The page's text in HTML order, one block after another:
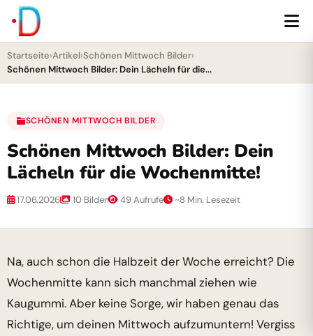
Startseite›Artikel›Schönen Mittwoch Bilder›
Schönen Mittwoch Bilder: Dein Lächeln für die...
SCHÖNEN MITTWOCH BILDER
Schönen Mittwoch Bilder: Dein
Lächeln für die Wochenmitte!
17.06.2026 10 Bilder 49 Aufrufe ~8 Min. Lesezeit
Na, auch schon die Halbzeit der Woche erreicht? Die
Wochenmitte kann sich manchmal ziehen wie
Kaugummi. Aber keine Sorge, wir haben genau das
Richtige, um deinen Mittwoch aufzumuntern! Vergiss